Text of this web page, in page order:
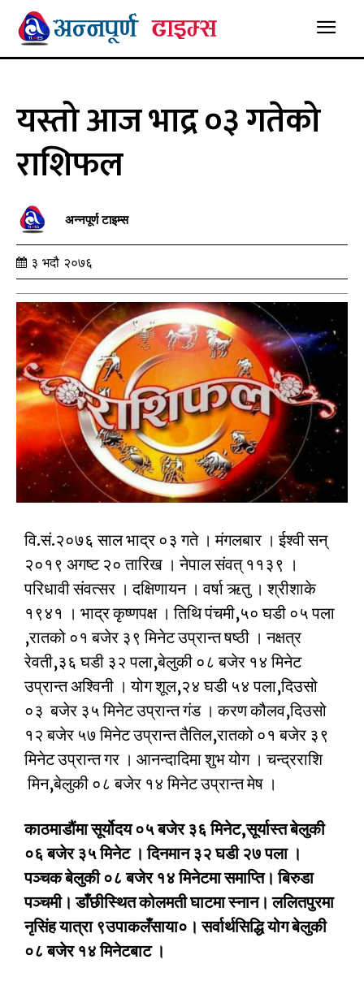
यस्तो आज भाद्र ०३ गतेको
राशिफल
अन्नपूर्ण टाइम्स
३ भदौ २०७६
वि.सं.२०७६ साल भाद्र ०३ गते । मंगलबार । ईश्वी सन्
२०१९ अगष्ट २० तारिख । नेपाल संवत् ११३९ ।
परिधावी संवत्सर । दक्षिणायन । वर्षा ऋतु । श्रीशाके
१९४१ । भाद्र कृष्णपक्ष । तिथि पंचमी,५० घडी ०५ पला
,रातको ०१ बजेर ३९ मिनेट उप्रान्त षष्ठी । नक्षत्र
रेवती,३६ घडी ३२ पला,बेलुकी ०८ बजेर १४ मिनेट
उप्रान्त अश्विनी । योग शूल,२४ घडी ५४ पला,दिउसो
०३ बजेर ३५ मिनेट उप्रान्त गंड । करण कौलव,दिउसो
१२ बजेर ५७ मिनेट उप्रान्त तैतिल,रातको ०१ बजेर ३९
मिनेट उप्रान्त गर । आनन्दादिमा शुभ योग । चन्द्रराशि
मिन,बेलुकी ०८ बजेर १४ मिनेट उप्रान्त मेष ।
काठमाडौंमा सूर्योदय ०५ बजेर ३६ मिनेट,सूर्यास्त बेलुकी
०६ बजेर ३५ मिनेट । दिनमान ३२ घडी २७ पला ।
पञ्चक बेलुकी ०८ बजेर १४ मिनेटमा समाप्ति। बिरुडा
पञ्चमी। डाँछीस्थित कोलमती घाटमा स्नान। ललितपुरमा
नृसिंह यात्रा ९उपाकलँसाया०। सर्वार्थसिद्धि योग बेलुकी
०८ बजेर १४ मिनेटबाट ।